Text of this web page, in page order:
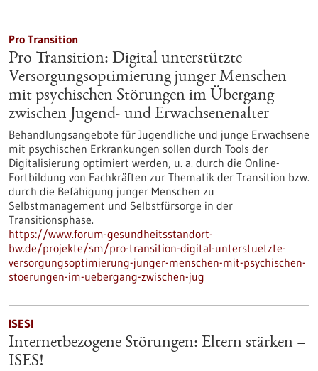
Pro Transition
Pro Transition: Digital unterstützte
Versorgungsoptimierung junger Menschen
mit psychischen Störungen im Übergang
zwischen Jugend- und Erwachsenenalter
Behandlungsangebote für Jugendliche und junge Erwachsene
mit psychischen Erkrankungen sollen durch Tools der
Digitalisierung optimiert werden, u. a. durch die Online-
Fortbildung von Fachkräften zur Thematik der Transition bzw.
durch die Befähigung junger Menschen zu
Selbstmanagement und Selbstfürsorge in der
Transitionsphase.
https://www.forum-gesundheitsstandort-
bw.de/projekte/sm/pro-transition-digital-unterstuetzte-
versorgungsoptimierung-junger-menschen-mit-psychischen-
stoerungen-im-uebergang-zwischen-jug
ISES!
Internetbezogene Störungen: Eltern stärken –
ISES!